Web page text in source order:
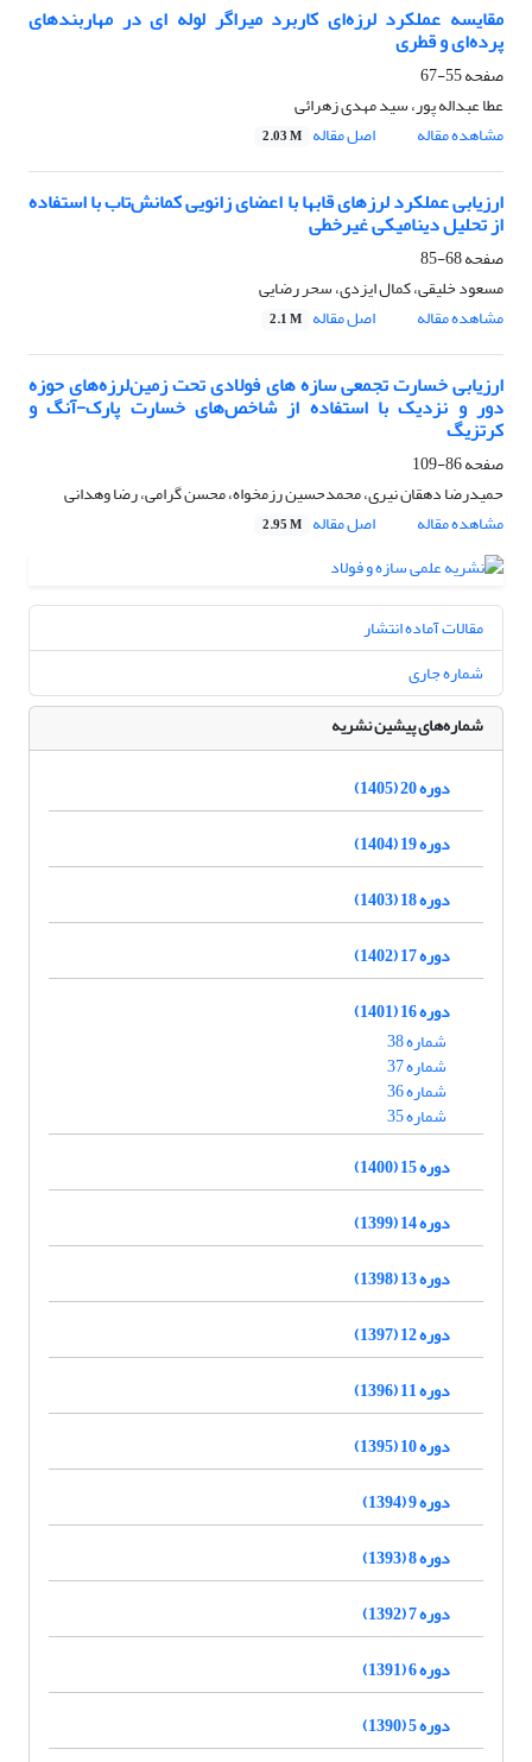
مقایسه عملکرد لرزه‌ای کاربرد میراگر لوله ای در مهاربندهای
پرده‌ای و قطری
صفحه55-67
عطا عبداله پور، سید مهدی زهرائی
مشاهده مقاله
اصل مقاله 2.03 M
ارزیابی عملکرد لرزهای قابها با اعضای زانویی کمانش‌تاب با استفاده
از تحلیل دینامیکی غیرخطی
صفحه68-85
مسعود خلیقی، کمال ایزدی، سحر رضایی
مشاهده مقاله
اصل مقاله 2.1 M
ارزیابی خسارت تجمعی سازه های فولادی تحت زمین‌لرزه‌های حوزه
دور و نزدیک با استفاده از شاخص‌های خسارت پارک-آنگ و
کرتزیگ
صفحه86-109
حمیدرضا دهقان نیری، محمدحسین رزمخواه، محسن گرامی، رضا وهدانی
مشاهده مقاله
اصل مقاله 2.95 M
مقالات آماده انتشار
شماره جاری
شماره‌های پیشین نشریه
دوره 20 (1405)
دوره 19 (1404)
دوره 18 (1403)
دوره 17 (1402)
دوره 16 (1401)
شماره 38
شماره 37
شماره 36
شماره 35
دوره 15 (1400)
دوره 14 (1399)
دوره 13 (1398)
دوره 12 (1397)
دوره 11 (1396)
دوره 10 (1395)
دوره 9 (1394)
دوره 8 (1393)
دوره 7 (1392)
دوره 6 (1391)
دوره 5 (1390)